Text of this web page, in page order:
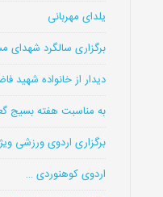
یلدای مهربانی
برگزاری سالگرد شهدای مسجد 14
دیدار از خانواده شهید
به مناسبت هفته بسیج
برگزاری اردوی ورزشی
اردوی کوهنوردی …